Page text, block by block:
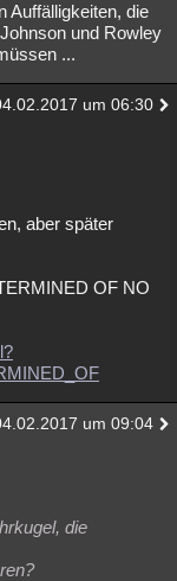
Auffälligkeiten, die
und Rowley
...
um 06:30
aber später
OF NO
um 09:04
die